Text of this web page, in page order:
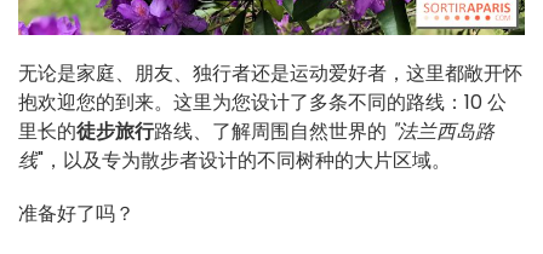
无论是家庭、朋友、独行者还是运动爱好者，这里都敞开怀
抱欢迎您的到来。这里为您设计了多条不同的路线：10 公
里长的徒步旅行路线、了解周围自然世界的 "法兰西岛路
线"，以及专为散步者设计的不同树种的大片区域。
准备好了吗？